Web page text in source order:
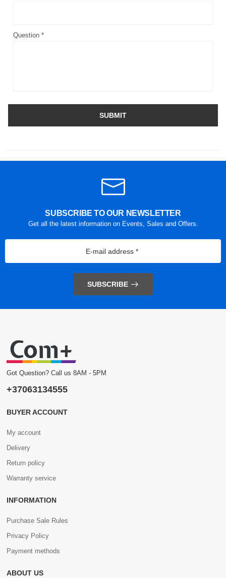
Question *
SUBMIT
SUBSCRIBE TO OUR NEWSLETTER
Get all the latest information on Events, Sales and Offers.
SUBSCRIBE
Got Question? Call us 8AM - 5PM
+37063134555
BUYER ACCOUNT
My account
Delivery
Return policy
Warranty service
INFORMATION
Purchase Sale Rules
Privacy Policy
Payment methods
ABOUT US